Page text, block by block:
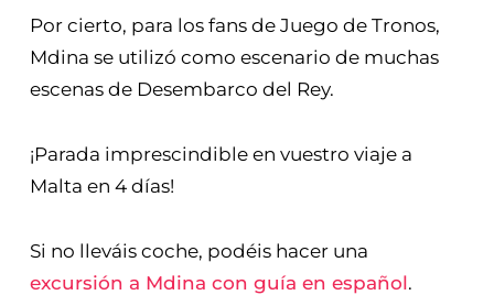
Por cierto, para los fans de Juego de Tronos,
Mdina se utilizó como escenario de muchas
escenas de Desembarco del Rey.
¡Parada imprescindible en vuestro viaje a
Malta en 4 días!
Si no lleváis coche, podéis hacer una
excursión a Mdina con guía en español.